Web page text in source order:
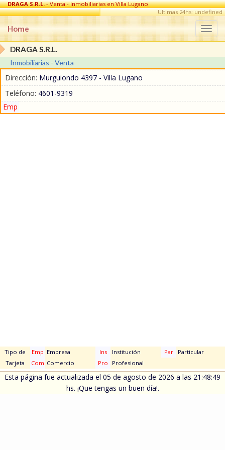
DRAGA S.R.L.- Venta - Inmobiliarias en Villa Lugano
Ultimas 24hs: undefined
Home
DRAGA S.R.L.
Inmobiliarias - Venta
Dirección: Murguiondo 4397 - Villa Lugano
Teléfono: 4601-9319
Emp
Tipo de
Tarjeta
Emp Empresa Ins Institución Par
Particular
Com Comercio Pro Profesional
Esta página fue actualizada el 05 de agosto de 2026 a las 21:48:49
hs. ¡Que tengas un buen día!.